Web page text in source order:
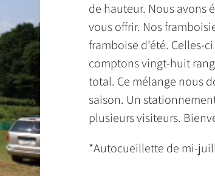
de hauteur. Nous avons
vous offrir. Nos
framboise d’été. Celles-
comptons vingt-huit
total. Ce mélange nous
saison. Un
plusieurs visiteurs.
*Autocueillette de mi-